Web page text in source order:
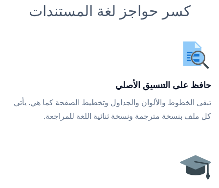
كسر حواجز لغة المستندات
حافظ على التنسيق الأصلي
تبقى الخطوط والألوان والجداول وتخطيط الصفحة كما هي. يأتي
كل ملف بنسخة مترجمة ونسخة ثنائية اللغة للمراجعة.